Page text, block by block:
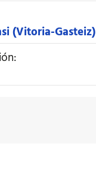
(Vitoria-Gasteiz)